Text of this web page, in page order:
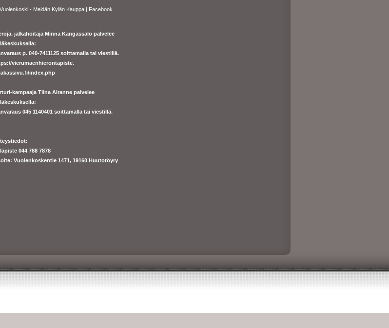
- Meidän Kylän Kauppa | Facebook
jalkahoitaja Minna Kangassalo palvelee
p. 040-7411125 soittamalla tai viestillä.
vierumaenhierontapiste.
index.php
kampaaja Tiina Airanne palvelee
raus 045 1140401 soittamalla tai viestillä.
044 788 7878
Vuolenkoskentie 1471, 19160 Huutotöyry